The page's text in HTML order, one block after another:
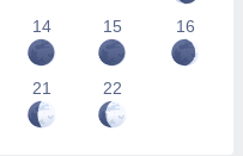
14 15 16
21 22